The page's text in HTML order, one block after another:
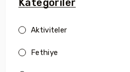
Kategoriler
Aktiviteler
Fethiye